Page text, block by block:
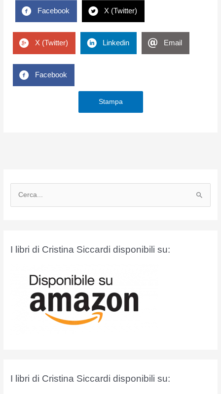
Facebook X (Twitter)
X (Twitter) Linkedin Email
Facebook
Stampa
I libri di Cristina Siccardi disponibili su:
I libri di Cristina Siccardi disponibili su: